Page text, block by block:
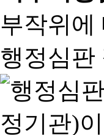
부작위에
행정심판